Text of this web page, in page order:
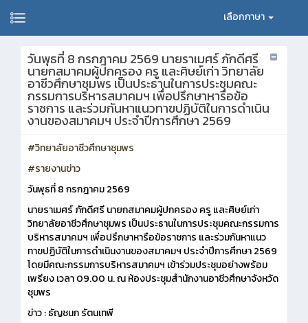
เลือกภาษา
วันพุธที่ 8 กรกฎาคม 2569 นายราเมศร์ ภักดีศรี
นายกสมาคมผู้ปกครอง ครู และศิษย์เก่า วิทยาลัย
อาชีวศึกษาชุมพร เป็นประธานในการประชุมคณะ
กรรมการบริหารสมาคมฯ เพื่อปรึกษาหารือข้อ
ราชการ และร่วมกันหาแนวทาฃปฏิบัติในการดำเนิน
งานของสมาคมฯ ประจำปีการศึกษา 2569
#วิทยาลัยอาชีวศึกษาชุมพร
#รายงานข่าว
วันพุธที่ 8 กรกฎาคม 2569
นายราเมศร์ ภักดีศรี นายกสมาคมผู้ปกครอง ครู และศิษย์เก่า
วิทยาลัยอาชีวศึกษาชุมพร เป็นประธานในการประชุมคณะกรรมการ
บริหารสมาคมฯ เพื่อปรึกษาหารือข้อราชการ และร่วมกันหาแนว
ทาฃปฏิบัติในการดำเนินงานของสมาคมฯ ประจำปีการศึกษา 2569
โดยมีคณะกรรมการบริหารสมาคมฯ เข้าร่วมประชุมอย่างพร้อม
เพรียง เวลา 09.00 น. ณ ห้องประชุมสำนักงานอาชีวศึกษาจังหวัด
ชุมพร
ข่าว : ธัญชนก รัตนเทพี